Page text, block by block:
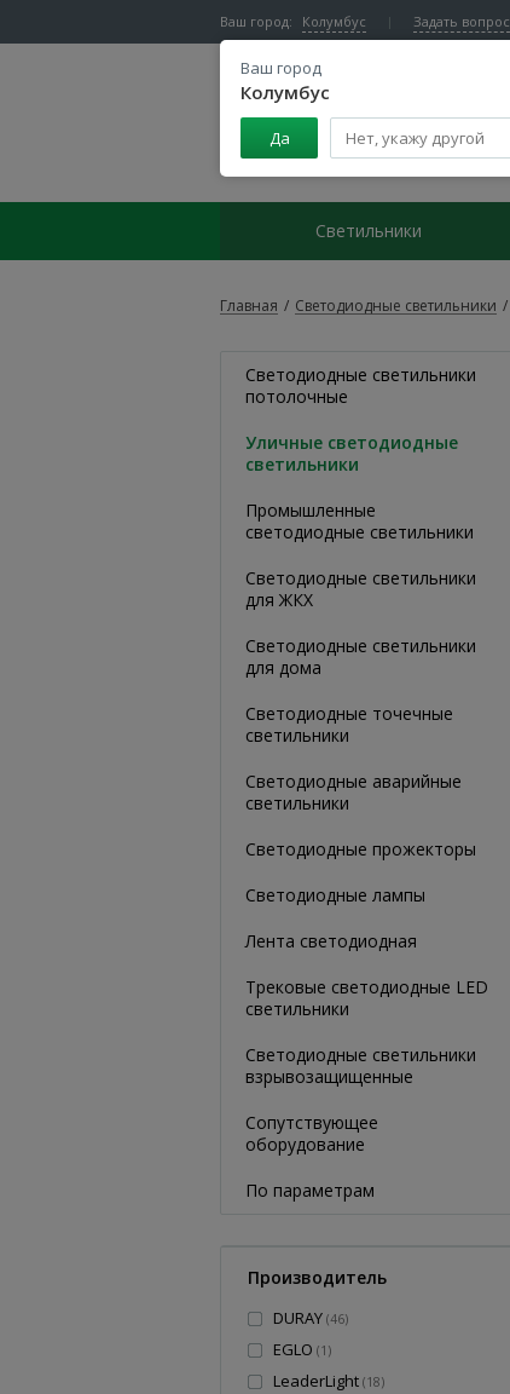
Ваш город: Колумбус
Ваш город
Колумбус
Да
Задать вопрос
Центр светодиодного освещения
Светильники
Главная / Светодиодные светильники /
Светодиодные светильники
потолочные
Уличные светодиодные
светильники
Промышленные
светодиодные светильники
Светодиодные светильники
для ЖКХ
Светодиодные светильники
для дома
Светодиодные точечные
светильники
Светодиодные аварийные
светильники
Светодиодные прожекторы
Светодиодные лампы
Лента светодиодная
Трековые светодиодные LED
светильники
Светодиодные светильники
взрывозащищенные
Сопутствующее
оборудование
По параметрам
Производитель
DURAY (46)
EGLO (1 )
LeaderLight (18)